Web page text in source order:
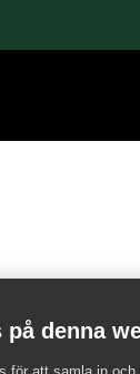
på denna